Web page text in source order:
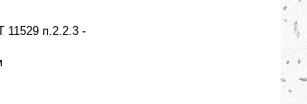
п.2.2.3 -